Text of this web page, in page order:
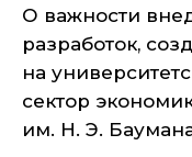
О важности
разработок,
на
сектор
им. Н. Э.